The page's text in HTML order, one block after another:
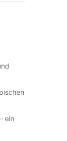
ein